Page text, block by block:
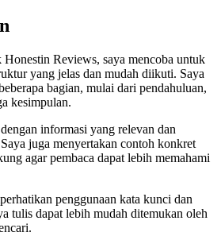
Reviews, saya mencoba untuk
yang jelas dan mudah diikuti. Saya
bagian, mulai dari pendahuluan,
kesimpulan.
informasi yang relevan dan
juga menyertakan contoh konkret
agar pembaca dapat lebih memahami
penggunaan kata kunci dan
tulis dapat lebih mudah ditemukan oleh